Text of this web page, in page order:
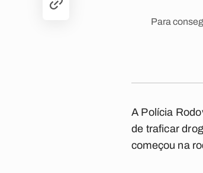
Para
A Polícia
de traficar
começou na